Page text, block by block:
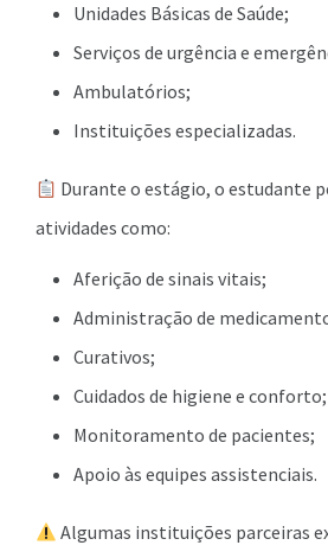
Unidades Básicas de Saúde;
Serviços de urgência e
Ambulatórios;
Instituições especializadas.
Durante o estágio, o estudante
atividades como:
Aferição de sinais vitais;
Administração de
Curativos;
Cuidados de higiene e conforto;
Monitoramento de pacientes;
Apoio às equipes assistenciais.
Algumas instituições parceiras